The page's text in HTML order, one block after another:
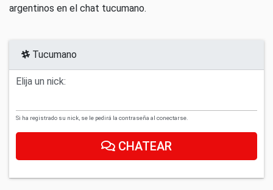
argentinos en el chat tucumano.
Tucumano
Elija un nick:
Si ha registrado su nick, se le pedirá la contraseña al conectarse.
CHATEAR